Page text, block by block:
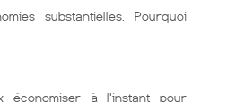
substantielles. Pourquoi
économiser à l'instant pour